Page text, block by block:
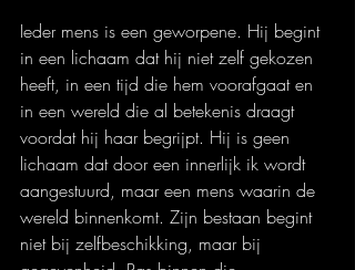
Ieder mens is een geworpene. Hij begint
in een lichaam dat hij niet zelf gekozen
heeft, in een tijd die hem voorafgaat en
in een wereld die al betekenis draagt
voordat hij haar begrijpt. Hij is geen
lichaam dat door een innerlijk ik wordt
aangestuurd, maar een mens waarin de
wereld binnenkomt. Zijn bestaan begint
niet bij zelfbeschikking, maar bij